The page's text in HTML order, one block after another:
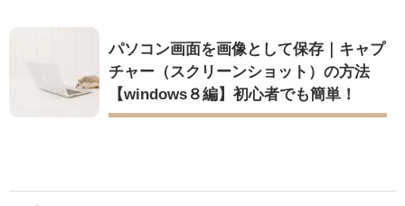
パソコン画面を画像として保存｜キャプ
チャー（スクリーンショット）の方法
【windows８編】初心者でも簡単！